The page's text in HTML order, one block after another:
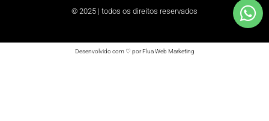
© 2025 | todos os direitos reservados
Desenvolvido com ♡ por Flua Web Marketing